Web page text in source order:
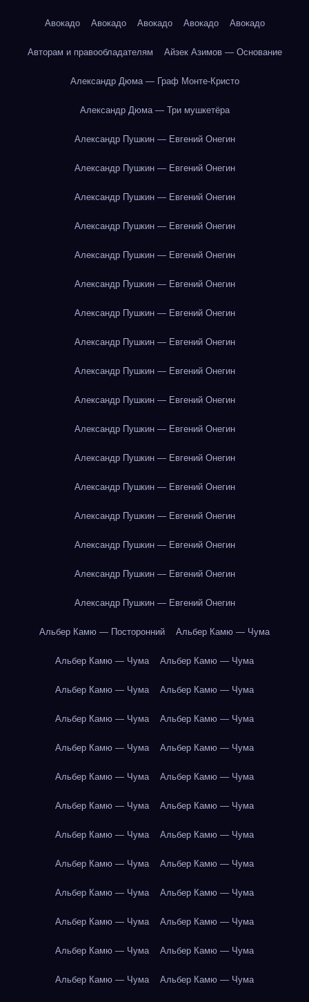
Авокадо Авокадо Авокадо Авокадо Авокадо
Авторам и правообладателям Айзек Азимов — Основание
Александр Дюма — Граф Монте-Кристо
Александр Дюма — Три мушкетёра
Александр Пушкин — Евгений Онегин
Александр Пушкин — Евгений Онегин
Александр Пушкин — Евгений Онегин
Александр Пушкин — Евгений Онегин
Александр Пушкин — Евгений Онегин
Александр Пушкин — Евгений Онегин
Александр Пушкин — Евгений Онегин
Александр Пушкин — Евгений Онегин
Александр Пушкин — Евгений Онегин
Александр Пушкин — Евгений Онегин
Александр Пушкин — Евгений Онегин
Александр Пушкин — Евгений Онегин
Александр Пушкин — Евгений Онегин
Александр Пушкин — Евгений Онегин
Александр Пушкин — Евгений Онегин
Александр Пушкин — Евгений Онегин
Александр Пушкин — Евгений Онегин
Альбер Камю — Посторонний Альбер Камю — Чума
Альбер Камю — Чума Альбер Камю — Чума
Альбер Камю — Чума Альбер Камю — Чума
Альбер Камю — Чума Альбер Камю — Чума
Альбер Камю — Чума Альбер Камю — Чума
Альбер Камю — Чума Альбер Камю — Чума
Альбер Камю — Чума Альбер Камю — Чума
Альбер Камю — Чума Альбер Камю — Чума
Альбер Камю — Чума Альбер Камю — Чума
Альбер Камю — Чума Альбер Камю — Чума
Альбер Камю — Чума Альбер Камю — Чума
Альбер Камю — Чума Альбер Камю — Чума
Альбер Камю — Чума Альбер Камю — Чума